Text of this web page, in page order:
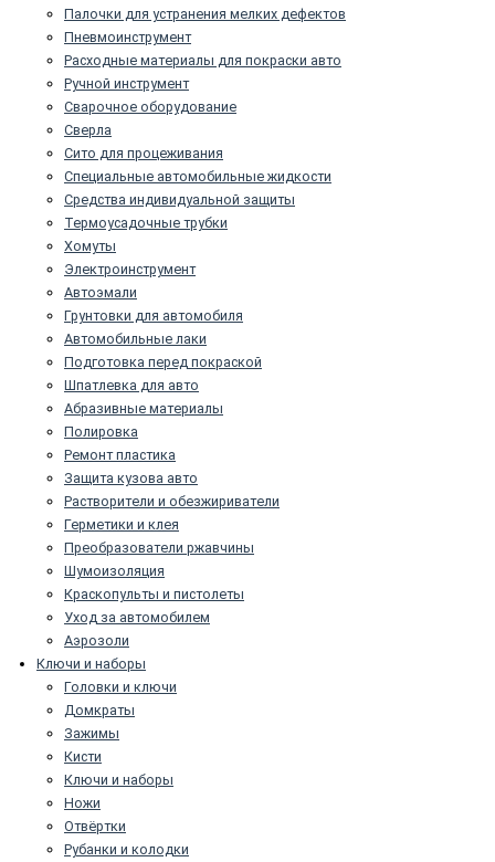
Палочки для устранения мелких дефектов
Пневмоинструмент
Расходные материалы для покраски авто
Ручной инструмент
Сварочное оборудование
Сверла
Сито для процеживания
Специальные автомобильные жидкости
Средства индивидуальной защиты
Термоусадочные трубки
Хомуты
Электроинструмент
Автоэмали
Грунтовки для автомобиля
Автомобильные лаки
Подготовка перед покраской
Шпатлевка для авто
Абразивные материалы
Полировка
Ремонт пластика
Защита кузова авто
Растворители и обезжириватели
Герметики и клея
Преобразователи ржавчины
Шумоизоляция
Краскопульты и пистолеты
Уход за автомобилем
Аэрозоли
Ключи и наборы
Головки и ключи
Домкраты
Зажимы
Кисти
Ключи и наборы
Ножи
Отвёртки
Рубанки и колодки